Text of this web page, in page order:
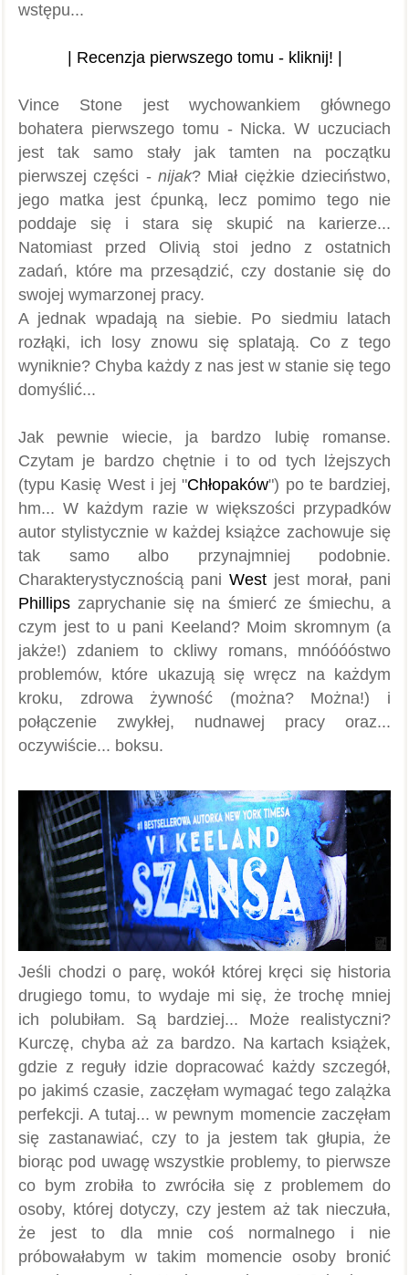
wstępu...
| Recenzja pierwszego tomu - kliknij! |
Vince Stone jest wychowankiem głównego
bohatera pierwszego tomu - Nicka. W uczuciach
jest tak samo stały jak tamten na początku
pierwszej części -nijak? Miał ciężkie dzieciństwo,
jego matka jest ćpunką, lecz pomimo tego nie
poddaje się i stara się skupić na karierze...
Natomiast przed Olivią stoi jedno z ostatnich
zadań, które ma przesądzić, czy dostanie się do
swojej wymarzonej pracy.
A jednak wpadają na siebie. Po siedmiu latach
rozłąki, ich losy znowu się splatają. Co z tego
wyniknie? Chyba każdy z nas jest w stanie się tego
domyślić...
Jak pewnie wiecie, ja bardzo lubię romanse.
Czytam je bardzo chętnie i to od tych lżejszych
(typu Kasię West i jej "Chłopaków") po te bardziej,
hm... W każdym razie w większości przypadków
autor stylistycznie w każdej książce zachowuje się
tak samo albo przynajmniej podobnie.
Charakterystycznością pani West jest morał, pani
Phillips zaprychanie się na śmierć ze śmiechu, a
czym jest to u pani Keeland? Moim skromnym (a
jakże!) zdaniem to ckliwy romans, mnóóóóstwo
problemów, które ukazują się wręcz na każdym
kroku, zdrowa żywność (można? Można!) i
połączenie zwykłej, nudnawej pracy oraz...
oczywiście... boksu.
Jeśli chodzi o parę, wokół której kręci się historia
drugiego tomu, to wydaje mi się, że trochę mniej
ich polubiłam. Są bardziej... Może realistyczni?
Kurczę, chyba aż za bardzo. Na kartach książek,
gdzie z reguły idzie dopracować każdy szczegół,
po jakimś czasie, zaczęłam wymagać tego zalążka
perfekcji. A tutaj... w pewnym momencie zaczęłam
się zastanawiać, czy to ja jestem tak głupia, że
biorąc pod uwagę wszystkie problemy, to pierwsze
co bym zrobiła to zwróciła się z problemem do
osoby, której dotyczy, czy jestem aż tak nieczuła,
że jest to dla mnie coś normalnego i nie
próbowałabym w takim momencie osoby bronić